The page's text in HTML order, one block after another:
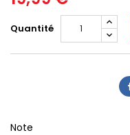
Quantité
Note